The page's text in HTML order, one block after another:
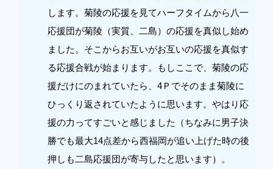
します。菊陵の応援を見てハーフタイムから八一
応援団が菊陵（実質、二島）の応援を真似し始め
ました。そこからお互いがお互いの応援を真似す
る応援合戦が始まります。もしここで、菊陵の応
援だけにのまれていたら、4Ｐでそのまま菊陵に
ひっくり返されていたように思います。やはり応
援の力ってすごいと感じました（ちなみに男子決
勝でも最大14点差から西福岡が追い上げた時の後
押しも二島応援団が寄与したと思います）。